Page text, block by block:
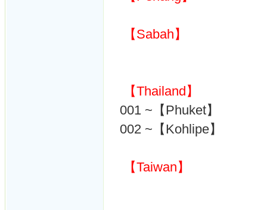
【Sabah】
【Thailand】
001 ~【Phuket】
002 ~【Kohlipe】
【Taiwan】